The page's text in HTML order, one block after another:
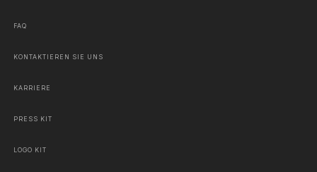
FAQ
KONTAKTIEREN SIE UNS
KARRIERE
PRESS KIT
LOGO KIT